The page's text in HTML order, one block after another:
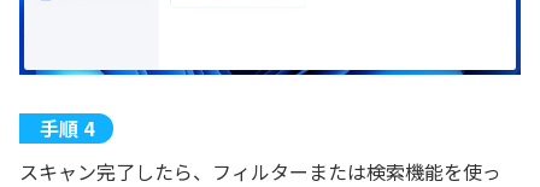
スキャン完了したら、フィルターまたは検索機能を使っ